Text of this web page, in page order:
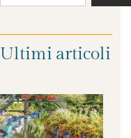
Ultimi articoli